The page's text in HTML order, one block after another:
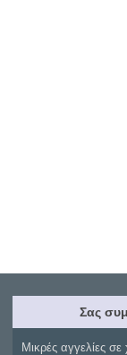
Σας
Μικρές αγγελίες σε